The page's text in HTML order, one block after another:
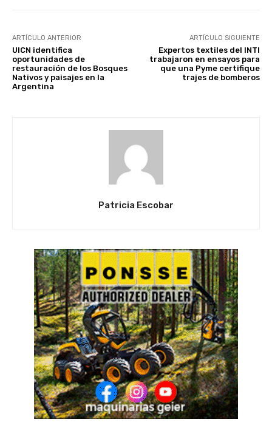
ARTÍCULO ANTERIOR
UICN identifica
oportunidades de
restauración de los Bosques
Nativos y paisajes en la
Argentina
ARTÍCULO SIGUIENTE
Expertos textiles del INTI
trabajaron en ensayos para
que una Pyme certifique
trajes de bomberos
Patricia Escobar